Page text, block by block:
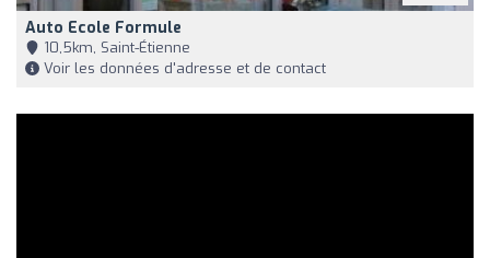
Auto Ecole Formule
10,5km, Saint-Étienne
Voir les données d'adresse et de contact